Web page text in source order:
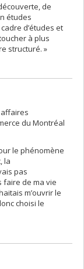
de
études
d’études et
à plus
structuré. »
du Montréal
le phénomène
la
pas
faire de ma vie
m’ouvrir le
choisi le